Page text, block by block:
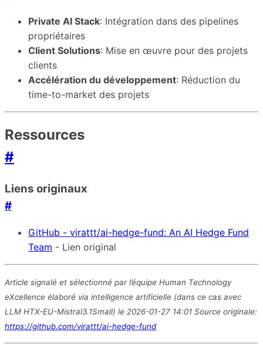
Private AI Stack: Intégration dans des pipelines
propriétaires
Client Solutions: Mise en œuvre pour des projets
clients
Accélération du développement: Réduction du
time-to-market des projets
Ressources
#
Liens originaux
#
GitHub - virattt/ai-hedge-fund: An AI Hedge Fund
Team - Lien original
Article signalé et sélectionné par l’équipe Human Technology
eXcellence élaboré via intelligence artificielle (dans ce cas avec
LLM HTX-EU-Mistral3.1Small) le 2026-01-27 14:01 Source originale:
https://github.com/virattt/ai-hedge-fund